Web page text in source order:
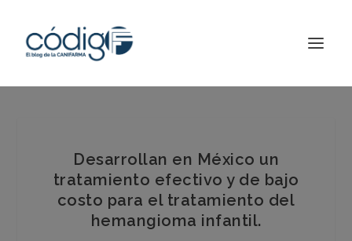
Desarrollan en México un
tratamiento efectivo y de bajo
costo para el tratamiento del
hemangioma infantil.